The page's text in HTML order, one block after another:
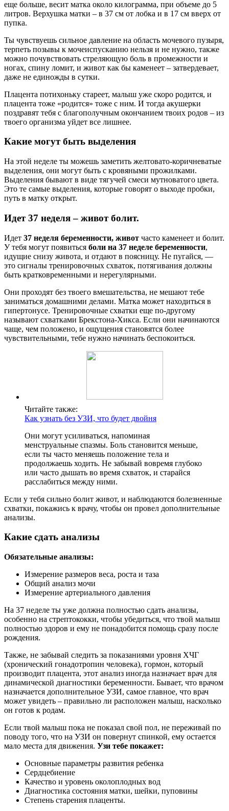
еще больше, весит матка около килограмма, при объеме до 5
литров. Верхушка матки – в 37 см от лобка и в 17 см вверх от
пупка.
Ты чувствуешь сильное давление на область мочевого пузыря,
терпеть позывы к мочеиспусканию нельзя и не нужно, также
можно почувствовать стреляющую боль в промежности и
ногах, спину ломит, и живот как бы каменеет – затвердевает,
даже не единожды в сутки.
Плацента потихоньку стареет, малыш уже скоро родится, и
плацента тоже «родится» тоже с ним. И тогда акушерки
поздравят тебя с благополучным окончанием твоих родов – из
твоего организма уйдет все лишнее.
Какие могут быть выделения
На этой неделе ты можешь заметить желтовато-коричневатые
выделения, они могут быть с кровяными прожилками.
Выделения бывают в виде тягучей смеси мутноватого цвета.
Это те самые выделения, которые говорят о выходе пробки,
путь в матку открыт.
Идет 37 неделя – живот болит.
Идет 37 неделя беременности, живот часто каменеет и болит.
У тебя могут появиться боли на 37 неделе беременности,
идущие снизу живота, и отдают в поясницу. Не пугайся, —
это сигналы тренировочных схваток, потягивания должны
быть кратковременными и нерегулярными.
Они проходят без твоего вмешательства, не мешают тебе
заниматься домашними делами. Матка может находиться в
гипертонусе. Тренировочные схватки еще по-другому
называют схватками Брекстона-Хикса. Если они начинаются
чаще, чем положено, и ощущения становятся более
чувствительными, тебе нужно начинать беспокоиться.
Читайте также:
Как узнать без УЗИ, что будет двойня
Они могут усиливаться, напоминая
менструальные спазмы. Боль становится меньше,
если ты часто меняешь положение тела и
продолжаешь ходить. Не забывай вовремя глубоко
или часто дышать во время схваток, и старайся
расслабиться между ними.
Если у тебя сильно болит живот, и наблюдаются болезненные
схватки, покажись к врачу, чтобы он провел дополнительные
анализы.
Какие сдать анализы
Обязательные анализы:
Измерение размеров веса, роста и таза
Общий анализ мочи
Измерение артериального давления
На 37 неделе ты уже должна полностью сдать анализы,
особенно на стрептококки, чтобы убедиться, что твой малыш
полностью здоров и ему не понадобится помощь сразу после
рождения.
Также, не забывай следить за показаниями уровня ХЧГ
(хронический гонадотропин человека), гормон, который
производит плацента, этот анализ иногда назначает врач для
динамической диагностики беременности. Бывает, что врачом
назначается дополнительное УЗИ, самое главное, что врач
может увидеть – правильно ли расположен малыш, насколько
он готов к родам.
Если твой малыш пока не показал свой пол, не переживай по
поводу того, что на УЗИ он повернут спинкой, ему остается
мало места для движения. Узи тебе покажет:
Основные параметры развития ребенка
Сердцебиение
Качество и уровень околоплодных вод
Диагностика состояния матки, шейки, пуповины
Степень старения плаценты.